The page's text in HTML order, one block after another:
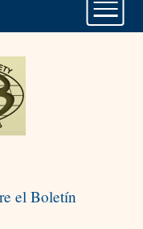
el Boletín